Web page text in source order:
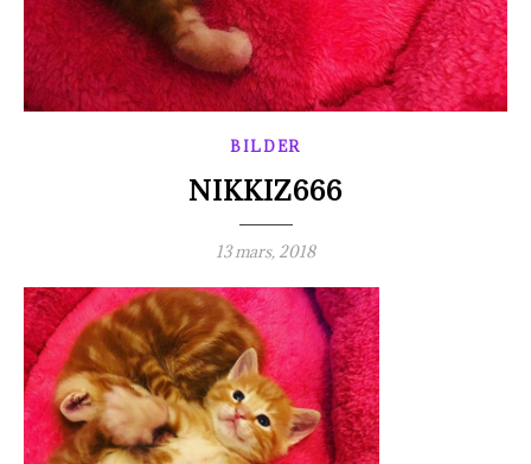
BILDER
NIKKIZ666
13 mars, 2018